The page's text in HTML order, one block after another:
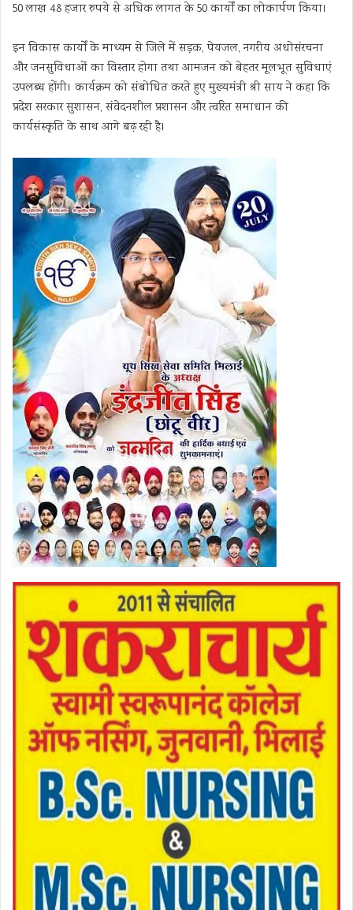
50 लाख 48 हजार रुपये से अधिक लागत के 50 कार्यों का लोकार्पण किया।
इन विकास कार्यों के माध्यम से जिले में सड़क, पेयजल, नगरीय अधोसंरचना
और जनसुविधाओं का विस्तार होगा तथा आमजन को बेहतर मूलभूत सुविधाएं
उपलब्ध होंगी। कार्यक्रम को संबोधित करते हुए मुख्यमंत्री श्री साय ने कहा कि
प्रदेश सरकार सुशासन, संवेदनशील प्रशासन और त्वरित समाधान की
कार्यसंस्कृति के साथ आगे बढ़ रही है।